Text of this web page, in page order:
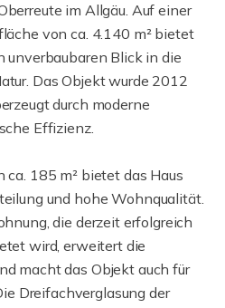
im Allgäu. Auf einer
von ca. 4.140 m² bietet
unverbaubaren Blick in die
Das Objekt wurde 2012
durch moderne
Effizienz.
185 m² bietet das Haus
und hohe Wohnqualität.
die derzeit erfolgreich
wird, erweitert die
macht das Objekt auch für
Dreifachverglasung der